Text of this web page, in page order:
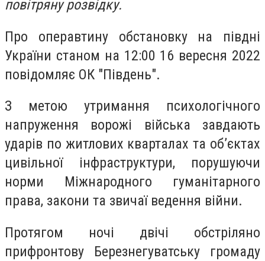
повітряну розвідку.
Про операвтину обстановку на півдні
України станом на 12:00 16 вересня 2022
повідомляє ОК "Південь".
З метою утримання психологічного
напруження ворожі війська завдають
ударів по житлових кварталах та об’єктах
цивільної інфраструктури, порушуючи
норми Міжнародного гуманітарного
права, закони та звичаї ведення війни.
Протягом ночі двічі обстріляно
прифронтову Березнегуватську громаду